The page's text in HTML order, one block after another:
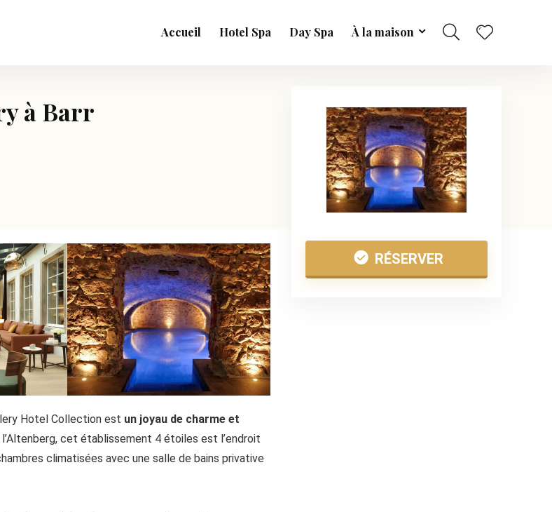
Accueil Hotel Spa Day Spa À la maison
à Barr
RÉSERVER
Hotel Collection est un joyau de charme et
cet établissement 4 étoiles est l’endroit
climatisées avec une salle de bains privative